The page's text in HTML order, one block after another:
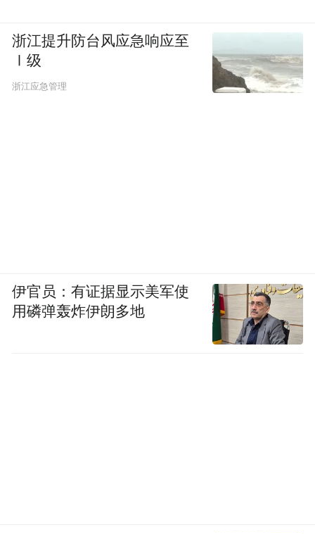
浙江提升防台风应急响应至
Ⅰ级
浙江应急管理
伊官员：有证据显示美军使
用磷弹轰炸伊朗多地